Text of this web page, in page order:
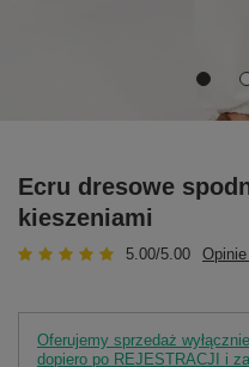
Ecru dresowe
kieszeniami
5.00/5.00
Oferujemy sprzedaż
dopiero po REJESTRACJI i